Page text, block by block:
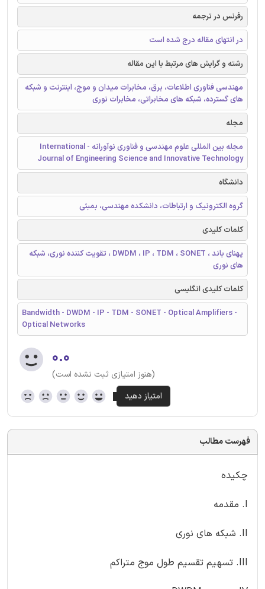
رفرنس در ترجمه
در انتهای مقاله درج شده است
رشته و گرایش های مرتبط با این مقاله
مهندسی فناوری اطلاعات، برق، مخابرات میدان و موج، اینترنت و شبکه
های گسترده، شبکه های مخابراتی، مخابرات نوری
مجله
مجله بین المللی علوم مهندسی و فناوری نوآورانه - International
Journal of Engineering Science and Innovative Technology
دانشگاه
گروه الکترونیک و ارتباطات، دانشکده مهندسی، بمبئی
کلمات کلیدی
پهنای باند ، DWDM ، IP ، TDM ، SONET ، تقویت کننده نوری، شبکه
های نوری
کلمات کلیدی انگلیسی
Bandwidth - DWDM - IP - TDM - SONET - Optical Amplifiers -
Optical Networks
۰.۰
(هنوز امتیازی ثبت نشده است)
فهرست مطالب
چکیده
I. مقدمه
II. شبکه های نوری
III. تسهیم تقسیم طول موج متراکم